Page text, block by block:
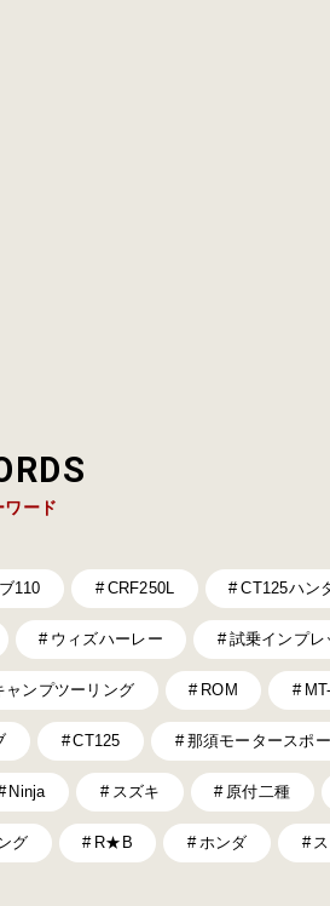
ワード
110 CRF250L CT125ハン
ウィズハーレー 試乗インプレ
ャンプツーリング ROM
CT125 那須モータースポ
Ninja スズキ 原付二種
グ R★B ホンダ